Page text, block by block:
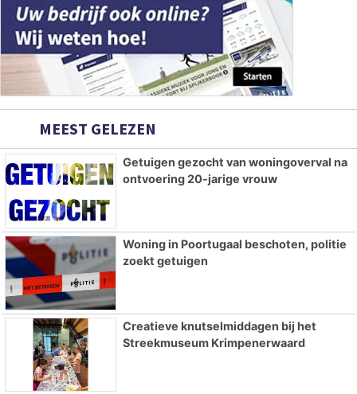
MEEST GELEZEN
Getuigen gezocht van woningoverval na
ontvoering 20-jarige vrouw
Woning in Poortugaal beschoten, politie
zoekt getuigen
Creatieve knutselmiddagen bij het
Streekmuseum Krimpenerwaard